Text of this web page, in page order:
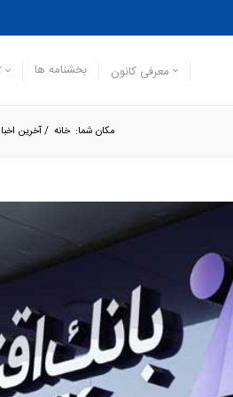
معرفی کانون بخشنامه ها
مکان شما: خانه /آخرین